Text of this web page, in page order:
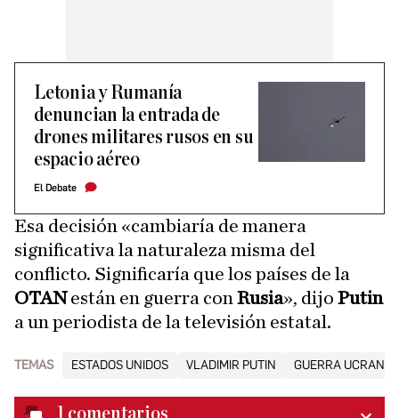
Letonia y Rumanía
denuncian la entrada de
drones militares rusos en su
espacio aéreo
El Debate
Esa decisión «cambiaría de manera
significativa la naturaleza misma del
conflicto. Significaría que los países de la
OTANestán en guerra con Rusia», dijo Putin
a un periodista de la televisión estatal.
TEMAS ESTADOS UNIDOS VLADIMIR PUTIN GUERRA UCRANIA